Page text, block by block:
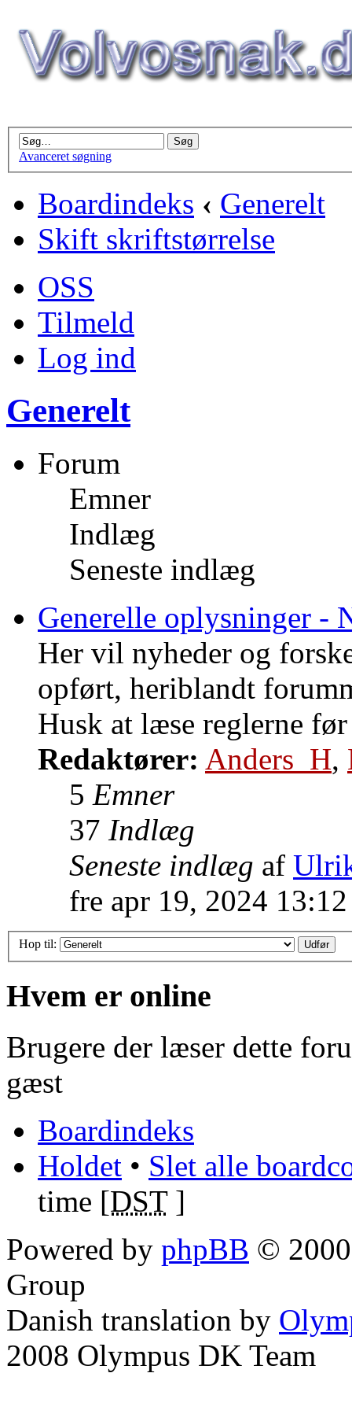
Avanceret søgning
Boardindeks ‹ Generelt
Skift skriftstørrelse
OSS
Tilmeld
Log ind
Generelt
Forum
Emner
Indlæg
Seneste indlæg
Generelle oplysninger -
Her vil nyheder og
opført, heriblandt
Husk at læse reglerne
Redaktører: Anders_H,
5 Emner
37 Indlæg
Seneste indlæg af
fre apr 19, 2024
Hop til:
Hvem er online
Brugere der læser dette
gæst
Boardindeks
Holdet • Slet alle
time [DST]
Powered by phpBB ©
Group
Danish translation by
2008 Olympus DK Team